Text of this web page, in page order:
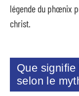
légende du phœnix
christ.
Que
selon le